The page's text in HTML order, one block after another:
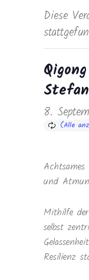
Diese
8.
und
Mithilfe
selbst
Resilienz